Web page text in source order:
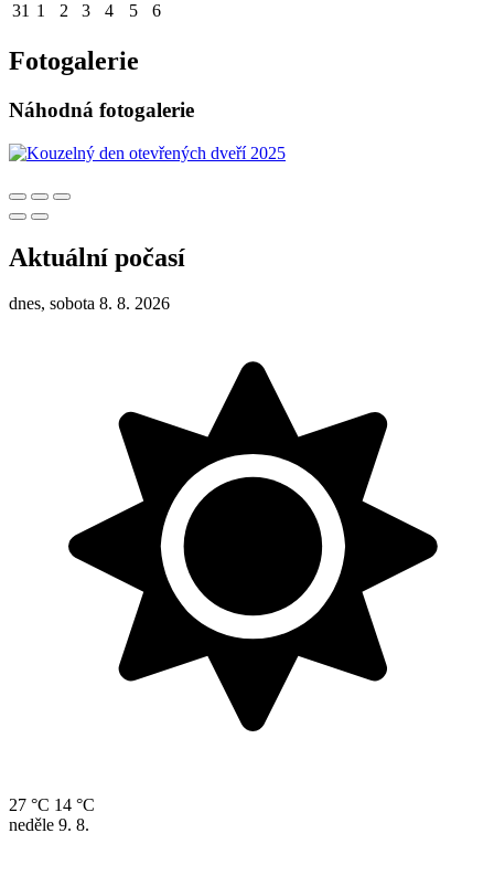
31 1 2 3 4 5 6
Fotogalerie
Náhodná fotogalerie
Aktuální počasí
dnes, sobota 8. 8. 2026
27 °C 14 °C
neděle 9. 8.